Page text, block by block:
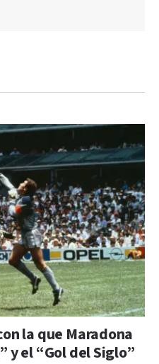
la que Maradona
y el “Gol del Siglo”